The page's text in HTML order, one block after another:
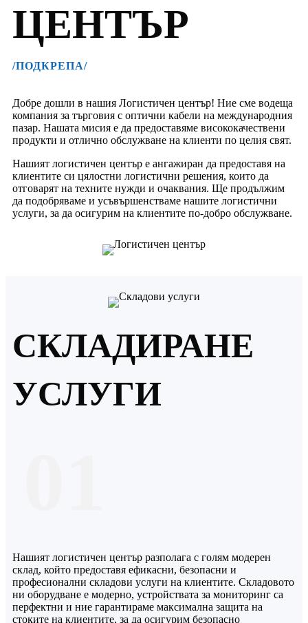
ЦЕНТЪР
/ПОДКРЕПА/
Добре дошли в нашия Логистичен център! Ние сме водеща
компания за търговия с оптични кабели на международния
пазар. Нашата мисия е да предоставяме висококачествени
продукти и отлично обслужване на клиенти по целия свят.
Нашият логистичен център е ангажиран да предоставя на
клиентите си цялостни логистични решения, които да
отговарят на техните нужди и очаквания. Ще продължим
да подобряваме и усъвършенстваме нашите логистични
услуги, за да осигурим на клиентите по-добро обслужване.
СКЛАДИРАНЕ
УСЛУГИ
Нашият логистичен център разполага с голям модерен
склад, който предоставя ефикасни, безопасни и
професионални складови услуги на клиентите. Складовото
ни оборудване е модерно, устройствата за мониторинг са
перфектни и ние гарантираме максимална защита на
стоките на клиентите, за да осигурим безопасно